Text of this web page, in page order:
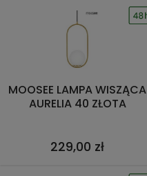
MOOSEE LAMPA WISZĄCA
AURELIA 40 ZŁOTA
229,00 zł